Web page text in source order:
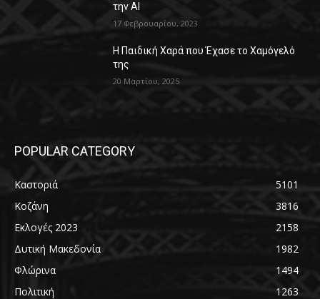
την AI
17 Φεβρουαρίου, 2023
Η Παιδική Χαρά που Έχασε το Χαμόγελό
της
20 Μαρτίου, 2025
POPULAR CATEGORY
Καστοριά
5101
Κοζάνη
3816
Εκλογές 2023
2158
Δυτική Μακεδονία
1982
Φλώρινα
1494
Πολιτική
1263